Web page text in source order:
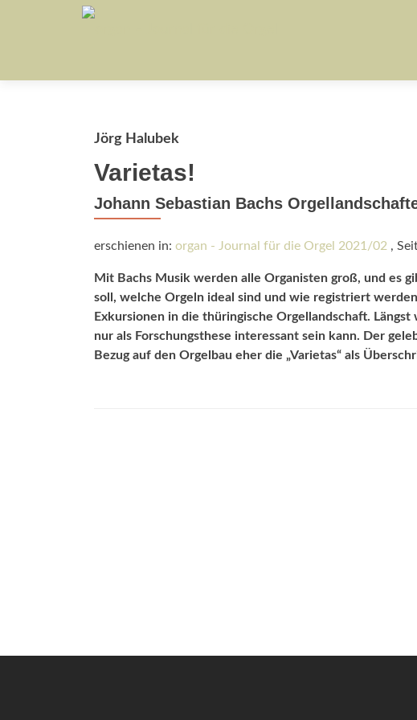
Jörg Halubek
Varietas!
Johann Sebastian Bachs
erschienen in: organ - Journal für die Orgel 2021/02 ,
Mit Bachs Musik werden alle Organisten groß, und es
soll, welche Orgeln ideal sind und wie registriert
Exkursionen in die thüringische Orgellandschaft.
nur als Forschungsthese inte­ressant sein kann. Der
Bezug auf den Orgelbau eher die „Varietas“ als